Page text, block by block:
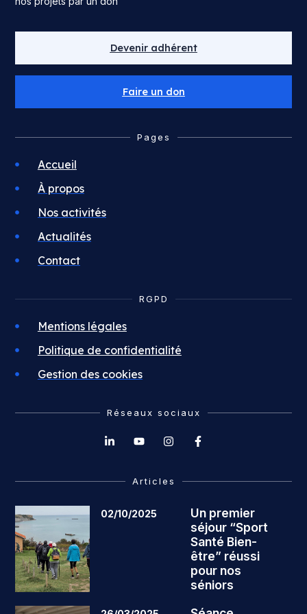
Devenir adhérent
Faire un don
Pages
Accueil
À propos
Nos activités
Actualités
Contact
RGPD
Mentions légales
Politique de confidentialité
Gestion des cookies
Réseaux sociaux
Articles
02/10/2025
Un premier
séjour “Sport
Santé Bien-
être” réussi
pour nos
séniors